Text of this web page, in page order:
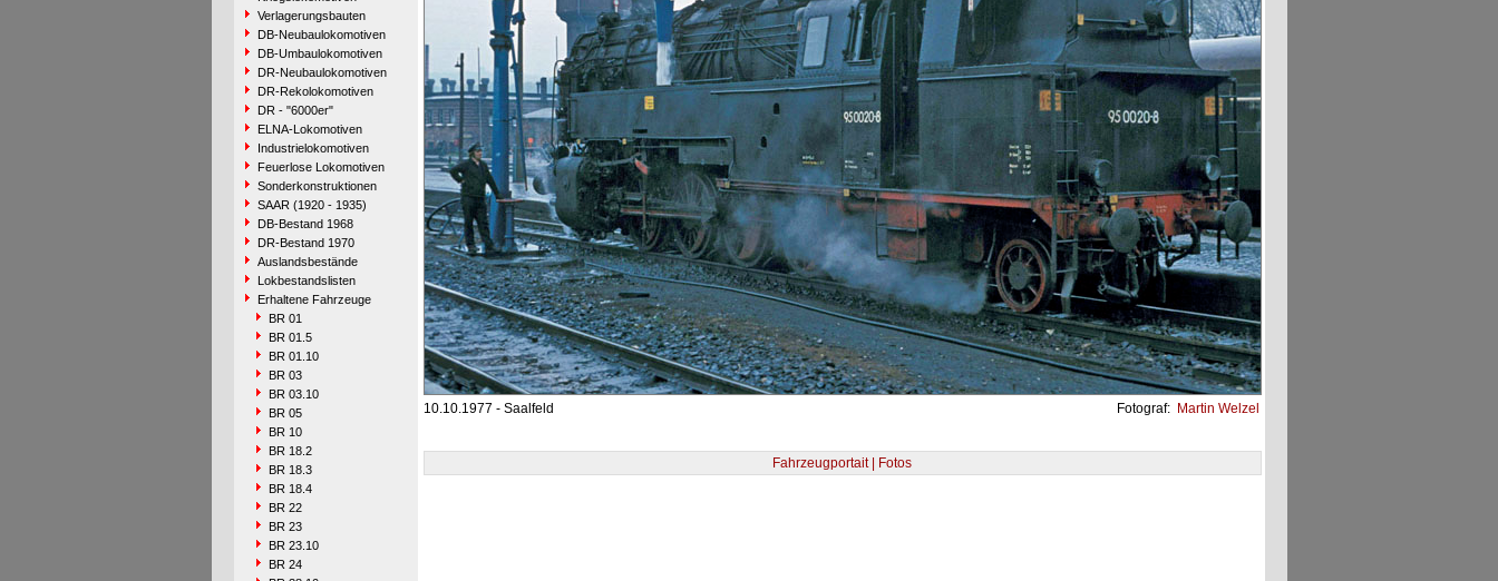
Verlagerungsbauten
DB-Neubaulokomotiven
DB-Umbaulokomotiven
DR-Neubaulokomotiven
DR-Rekolokomotiven
DR - "6000er"
ELNA-Lokomotiven
Industrielokomotiven
Feuerlose Lokomotiven
Sonderkonstruktionen
SAAR (1920 - 1935)
DB-Bestand 1968
DR-Bestand 1970
Auslandsbestände
Lokbestandslisten
Erhaltene Fahrzeuge
BR 01
BR 01.5
BR 01.10
BR 03
BR 03.10
BR 05
BR 10
BR 18.2
BR 18.3
BR 18.4
BR 22
BR 23
BR 23.10
BR 24
10.10.1977 - Saalfeld Fotograf: Martin Welzel
Fahrzeugportait | Fotos